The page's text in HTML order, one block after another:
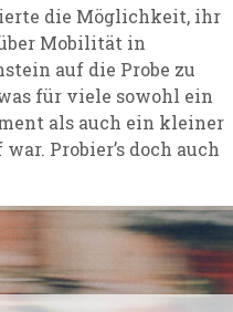
die Möglichkeit, ihr
Mobilität in
auf die Probe zu
für viele sowohl ein
als auch ein kleiner
Probier’s doch auch